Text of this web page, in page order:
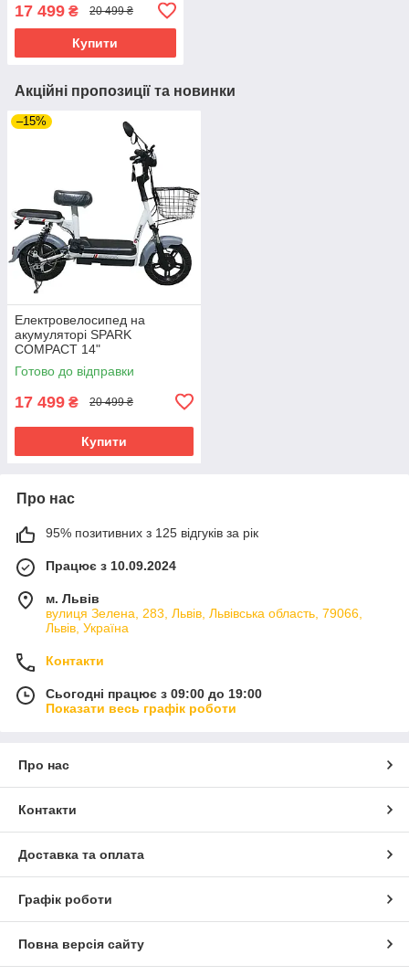
еелектровелосипед для
дорослих акумуляторний
17 499 ₴ 20 499 ₴
Купити
Акційні пропозиції та новинки
–15%
Електровелосипед на
акумуляторі SPARK
COMPACT 14"
48V/400W/12Ah
еелектровелосипед для
Готово до відправки
17 499 ₴ 20 499 ₴
Купити
Про нас
95% позитивних з 125 відгуків за рік
Працює з 10.09.2024
м. Львів
вулиця Зелена, 283, Львів, Львівська область, 79066,
Львів, Україна
Контакти
Сьогодні працює з 09:00 до 19:00
Показати весь графік роботи
Про нас
Контакти
Доставка та оплата
Графік роботи
Повна версія сайту